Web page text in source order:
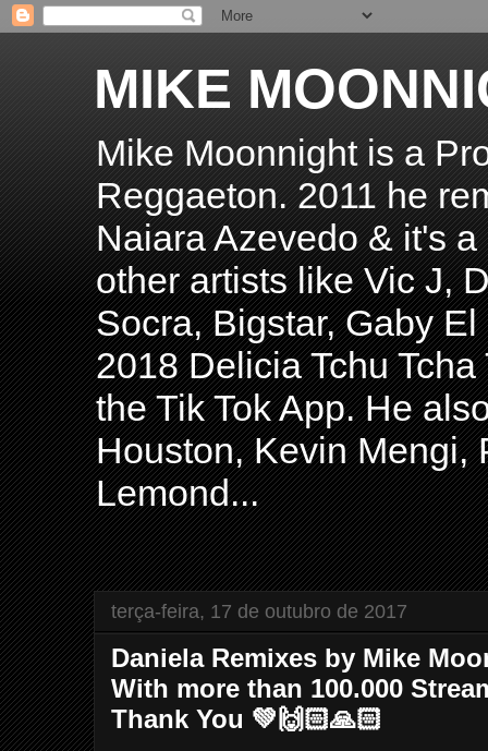
MIKE
Mike Moonnight is a
Reggaeton. 2011 he
Naiara Azevedo & it's
other artists like Vic J,
Socra, Bigstar, Gaby
2018 Delicia Tchu
the Tik Tok App. He
Houston, Kevin Mengi,
Lemond...
terça-feira, 17 de outubro de 2017
Daniela Remixes by Mike
With more than 100.000
Thank You 💚🙌🏻🙏🏻